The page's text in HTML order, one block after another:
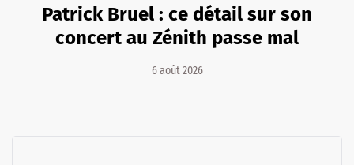
Patrick Bruel : ce détail sur son
concert au Zénith passe mal
6 août 2026